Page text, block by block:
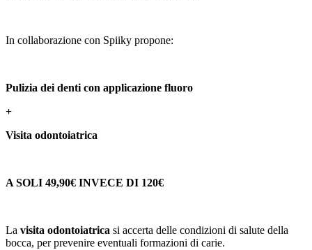
In collaborazione con Spiiky propone:
Pulizia dei denti con applicazione fluoro
+
Visita odontoiatrica
A SOLI 49,90€ INVECE DI 120€
La visita odontoiatrica si accerta delle condizioni di salute della
bocca, per prevenire eventuali formazioni di carie.